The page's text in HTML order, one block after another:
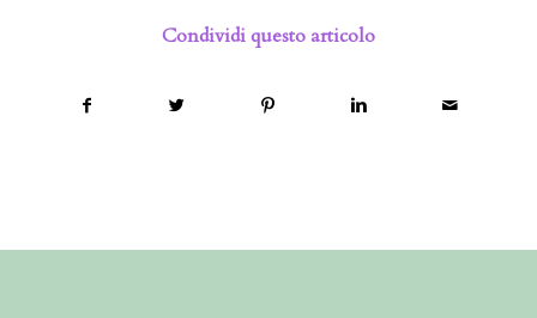
Condividi questo articolo